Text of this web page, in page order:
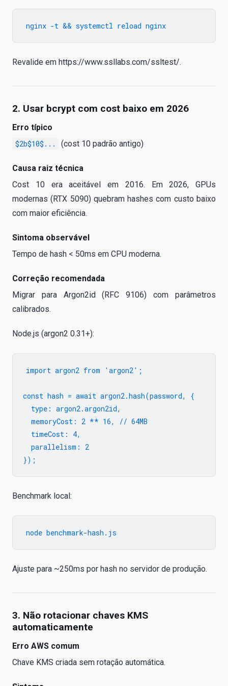
Revalide em https://www.ssllabs.com/ssltest/.
2. Usar bcrypt com cost baixo em 2026
Erro típico
$2b$10$...
(cost 10 padrão antigo)
Causa raiz técnica
Cost 10 era aceitável em 2016. Em 2026, GPUs
modernas (RTX 5090) quebram hashes com custo baixo
com maior eficiência.
Sintoma observável
Tempo de hash < 50ms em CPU moderna.
Correção recomendada
Migrar para Argon2id (RFC 9106) com parâmetros
calibrados.
Node.js (argon2 0.31+):
import argon2 from 'argon2';
const hash = await argon2.hash(password, {
  type: argon2.argon2id,
  memoryCost: 2 ** 16, // 64MB
  timeCost: 4,
  parallelism: 2
Benchmark local:
Ajuste para ~250ms por hash no servidor de produção.
3. Não rotacionar chaves KMS
automaticamente
Erro AWS comum
Chave KMS criada sem rotação automática.